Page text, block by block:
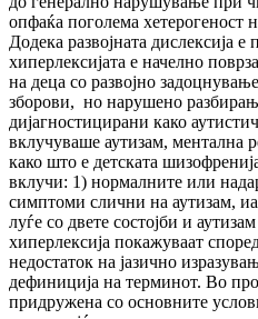
опфаќа поголема хетерогеност
Додека развојната дислексија
хиперлексијата е начелно
на деца со развојно
зборови, но нарушено
дијагностицирани како
вклучуваше аутизам, ментална
како што е детската
вклучи: 1) нормалните или
симптоми слични на аутизам,
луѓе со двете состојби и
хиперлексија покажуваат
недостаток на јазично
дефиниција на терминот. Во
придружена со основните